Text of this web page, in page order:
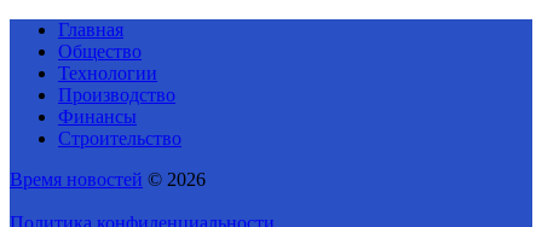
Главная
Общество
Технологии
Производство
Финансы
Строительство
Время новостей © 2026
Политика конфиденциальности